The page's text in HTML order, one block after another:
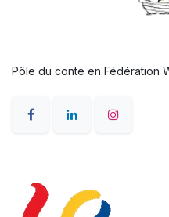
Pôle du conte en Fédération